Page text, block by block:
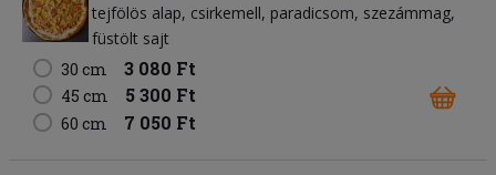
tejfölös alap csirkemell paradicsom szezámmag
füstölt sajt
30 cm
3 080 Ft
45 cm 5 300 Ft
60 cm 7 050 Ft